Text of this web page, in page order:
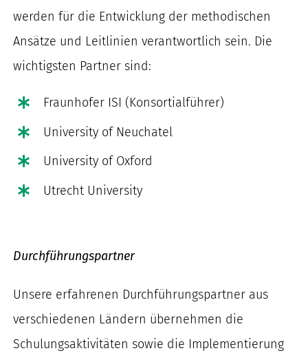
werden für die Entwicklung der methodischen
Ansätze und Leitlinien verantwortlich sein. Die
wichtigsten Partner sind:
Fraunhofer ISI (Konsortialführer)
University of Neuchatel
University of Oxford
Utrecht University
Durchführungspartner
Unsere erfahrenen Durchführungspartner aus
verschiedenen Ländern übernehmen die
Schulungsaktivitäten sowie die Implementierung